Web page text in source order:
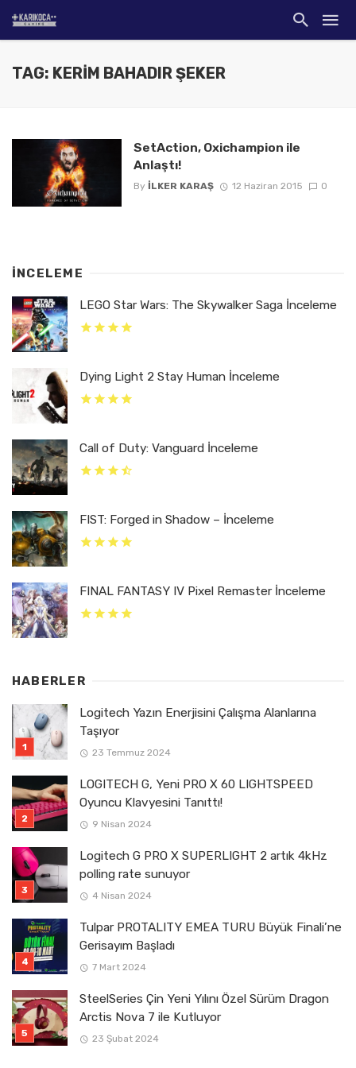
TAG: KERIM BAHADIR ŞEKER
SetAction, Oxichampion ile
Anlaştı!
By İLKER KARAŞ 12 Haziran 2015 0
İNCELEME
LEGO Star Wars: The Skywalker Saga İnceleme
Dying Light 2 Stay Human İnceleme
Call of Duty: Vanguard İnceleme
FIST: Forged in Shadow – İnceleme
FINAL FANTASY IV Pixel Remaster İnceleme
HABERLER
Logitech Yazın Enerjisini Çalışma Alanlarına
Taşıyor
23 Temmuz 2024
LOGITECH G, Yeni PRO X 60 LIGHTSPEED
Oyuncu Klavyesini Tanıttı!
9 Nisan 2024
Logitech G PRO X SUPERLIGHT 2 artık 4kHz
polling rate sunuyor
4 Nisan 2024
Tulpar PROTALITY EMEA TURU Büyük Finali’ne
Gerisayım Başladı
7 Mart 2024
SteelSeries Çin Yeni Yılını Özel Sürüm Dragon
Arctis Nova 7 ile Kutluyor
23 Şubat 2024